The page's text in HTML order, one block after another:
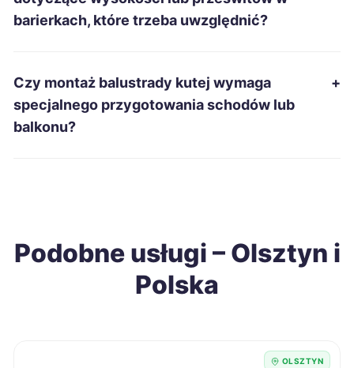
Ełk TWÓJ REGION
Leszno
Racibórz 340 zł
barierkach, które trzeba uwzględnić?
Czy montaż balustrady kutej wymaga
specjalnego przygotowania schodów lub
balkonu?
+
Podobne usługi – Olsztyn i
Polska
OLSZTYN